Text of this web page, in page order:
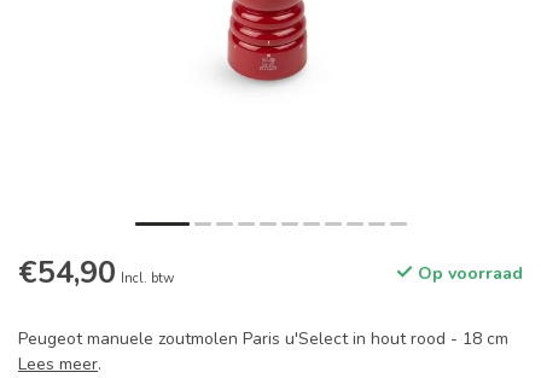
€54,90 Incl. btw Op voorraad
Peugeot manuele zoutmolen Paris u'Select in hout rood - 18 cm
Lees meer.